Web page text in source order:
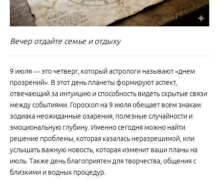
Вечер отдайте семье и отдыху
9 июля — это четверг, который астрологи называют «днем
прозрений». В этот день планеты формируют аспект,
отвечающий за интуицию и способность видеть скрытые связи
между событиями. Гороскоп на 9 июля обещает всем знакам
зодиака неожиданные озарения, полезные случайности и
эмоциональную глубину. Именно сегодня можно найти
решение проблемы, которая казалась неразрешимой, или
услышать важную новость, которая изменит ваши планы на
июль. Также день благоприятен для творчества, общения с
близкими и водных процедур.